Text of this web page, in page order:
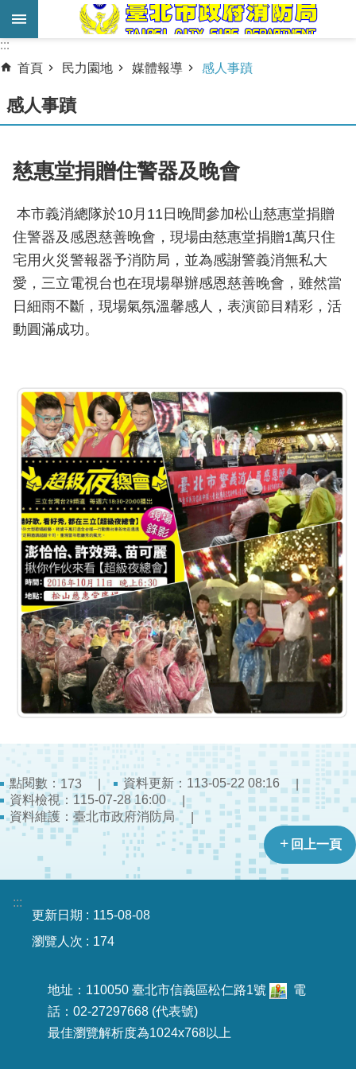
跳到主要內容區塊
進
搜
尋
業
務
務
機
簡
介
教
育
下
載
專
區
民
力
園
地
政
府
資
訊
公
文
公
開
專
計
資
料
:::
:::
首頁
民力園地 媒體報導 感人事蹟
感人事蹟
慈惠堂捐贈住警器及晚會
本市義消總隊於10月11日晚間參加松山慈惠堂捐贈
住警器及感恩慈善晚會，現場由慈惠堂捐贈1萬只住
宅用火災警報器予消防局，並為感謝警義消無私大
愛，三立電視台也在現場舉辦感恩慈善晚會，雖然當
日細雨不斷，現場氣氛溫馨感人，表演節目精彩，活
動圓滿成功。
點閱數：173
資料更新：113-05-22 08:16
資料檢視：115-07-28 16:00
資料維護：臺北市政府消防局
回上一頁
:::
更新日期
115-08-08
瀏覽人次
174
地址：110050 臺北市信義區松仁路1號
電
話：02-27297668 (代表號)
最佳瀏覽解析度為1024x768以上